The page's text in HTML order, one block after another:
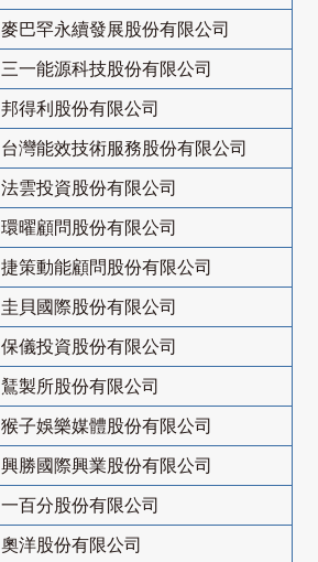
麥巴罕永續發展股份有限公司
三一能源科技股份有限公司
邦得利股份有限公司
台灣能效技術服務股份有限公司
法雲投資股份有限公司
環曜顧問股份有限公司
捷策動能顧問股份有限公司
圭貝國際股份有限公司
保儀投資股份有限公司
鵟製所股份有限公司
猴子娛樂媒體股份有限公司
興勝國際興業股份有限公司
一百分股份有限公司
奧洋股份有限公司